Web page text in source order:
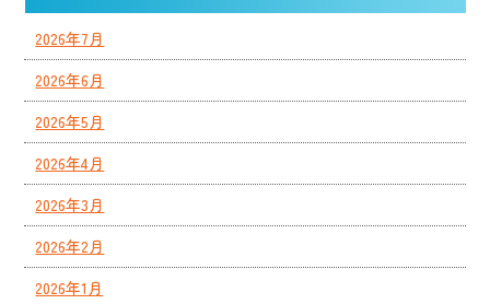
2026年7月
2026年6月
2026年5月
2026年4月
2026年3月
2026年2月
2026年1月